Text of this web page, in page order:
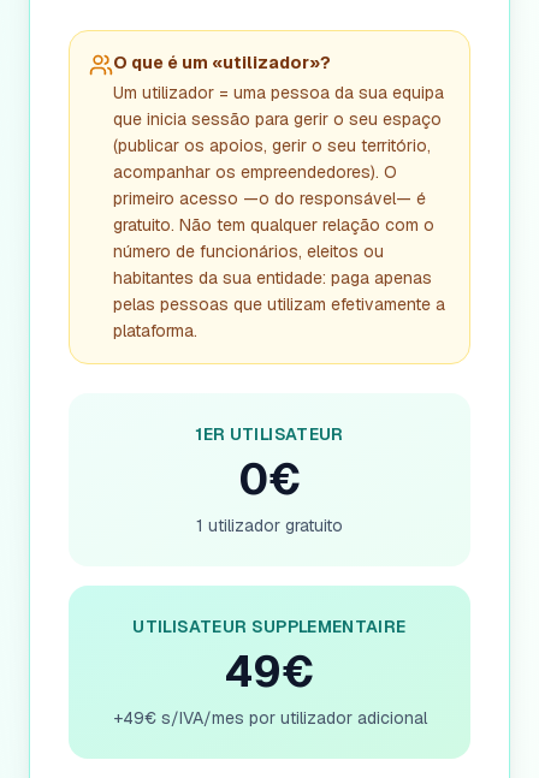
O que é um «utilizador»?
Um utilizador = uma pessoa da sua equipa
que inicia sessão para gerir o seu espaço
(publicar os apoios, gerir o seu território,
acompanhar os empreendedores). O
primeiro acesso —o do responsável— é
gratuito. Não tem qualquer relação com o
número de funcionários, eleitos ou
habitantes da sua entidade: paga apenas
pelas pessoas que utilizam efetivamente a
plataforma.
1ER UTILISATEUR
0€
1 utilizador gratuito
UTILISATEUR SUPPLEMENTAIRE
49€
+49€ s/IVA/mes por utilizador adicional